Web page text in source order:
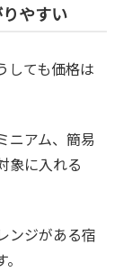
やすい
しても価格は
ニアム、簡易
象に入れる
ンジがある宿